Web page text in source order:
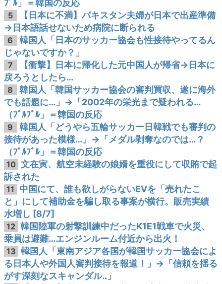
ﾌﾞﾙ」＝韓国の反応
5
【日本に不満】パキスタン夫婦が日本で出産準備
→日本語話せないため病院に断られる
6
韓国人「日本のサッカー協会も性接待やってるん
じゃないですか？」
7
【衝撃】日本に帰化した元中国人が帰省→日本に
戻ろうとしたら…
8
韓国人「韓国サッカー協会の審判買収、遂に海外
でも話題に…」→「2002年の栄光まで疑われる…
（ﾌﾞﾙﾌﾞﾙ」＝韓国の反応
9
韓国人「どうやら五輪サッカー日韓戦でも審判の
接待があった模様…」→「メダル剥奪なのでは…？
（ﾌﾞﾙﾌﾞﾙ」＝韓国の反応
10 文在寅、航空未経験の娘婿を重役にして収賄で起
訴された
11
中国にて、誰も欲しがらないEVを「売れたこ
と」にして補助金を騙し取る事案が横行。販売実績
水増し [8/7]
12 韓国陸軍の射撃訓練中だったK1E1戦車で火災、
乗員は避難…エンジンルーム付近から出火！
13 韓国人「東南アジア各国が韓国サッカー協会によ
る日本人や外国人審判接待を報道！」→「信頼を揺る
がす深刻なスキャンダル‥」